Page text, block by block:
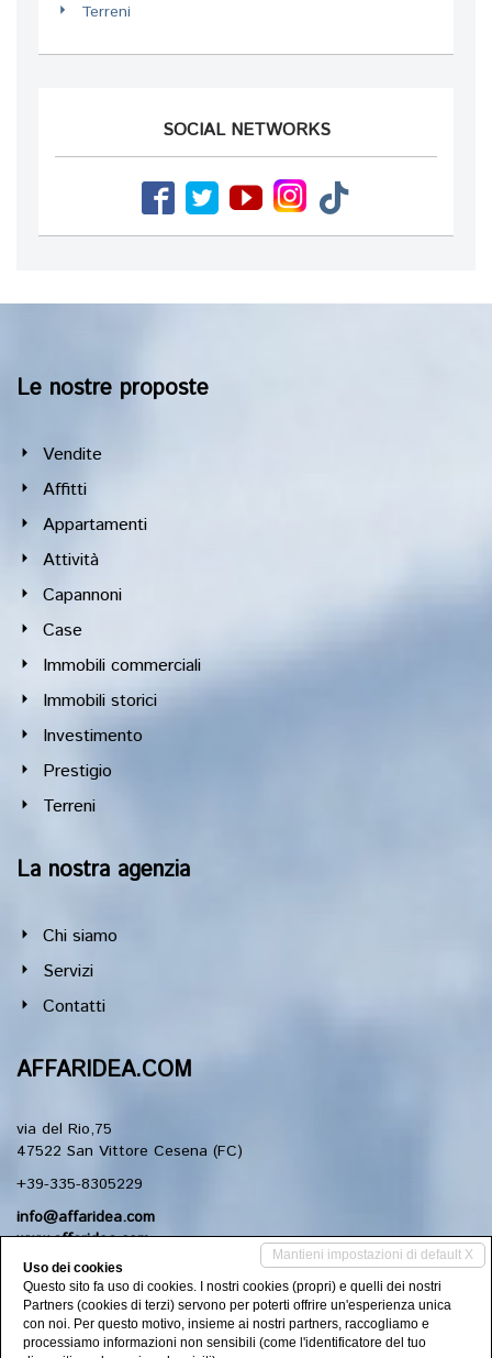
Terreni
SOCIAL NETWORKS
Le nostre proposte
Vendite
Affitti
Appartamenti
Attività
Capannoni
Case
Immobili commerciali
Immobili storici
Investimento
Prestigio
Terreni
La nostra agenzia
Chi siamo
Servizi
Contatti
AFFARIDEA.COM
via del Rio,75
47522 San Vittore Cesena (FC)
+39-335-8305229
info@affaridea.com
www.affaridea.com
Social Networks
Mantieni impostazioni di default X
Uso dei cookies
Questo sito fa uso di cookies. I nostri cookies (propri) e quelli dei nostri
Partners (cookies di terzi) servono per poterti offrire un'esperienza unica
con noi. Per questo motivo, insieme ai nostri partners, raccogliamo e
processiamo informazioni non sensibili (come l'identificatore del tuo